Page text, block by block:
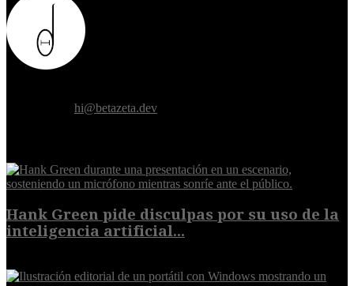
hi@betazeta.dev
Hank Green pide disculpas por su uso de la
inteligencia artificial...